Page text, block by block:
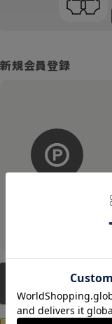
新規会員登録
そのほかにも